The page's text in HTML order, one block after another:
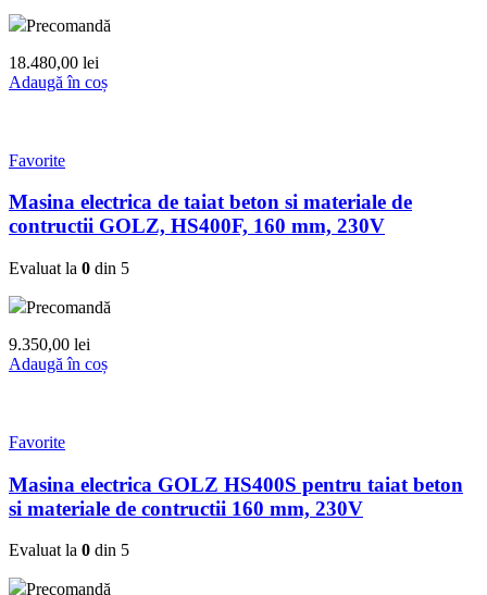
Precomandă
18.480,00 lei
Adaugă în coș
Favorite
Masina electrica de taiat beton si materiale de
contructii GOLZ, HS400F, 160 mm, 230V
Evaluat la 0 din 5
Precomandă
9.350,00 lei
Adaugă în coș
Favorite
Masina electrica GOLZ HS400S pentru taiat beton
si materiale de contructii 160 mm, 230V
Evaluat la 0 din 5
Precomandă